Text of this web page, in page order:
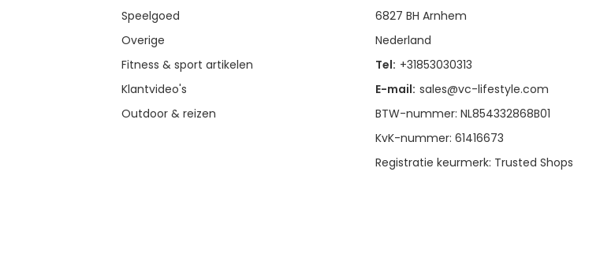
Speelgoed
Overige
Fitness & sport artikelen
Klantvideo's
Outdoor & reizen
6827 BH Arnhem
Nederland
Tel: +31853030313
E-mail: sales@vc-lifestyle.com
BTW-nummer: NL854332868B01
KvK-nummer: 61416673
Registratie keurmerk: Trusted Shops